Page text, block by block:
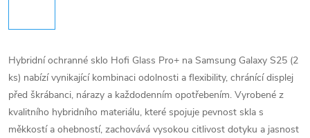
Hybridní ochranné sklo Hofi Glass Pro+ na Samsung Galaxy S25 (2
ks) nabízí vynikající kombinaci odolnosti a flexibility, chránící displej
před škrábanci, nárazy a každodenním opotřebením. Vyrobené z
kvalitního hybridního materiálu, které spojuje pevnost skla s
měkkostí a ohebností, zachovává vysokou citlivost dotyku a jasnost